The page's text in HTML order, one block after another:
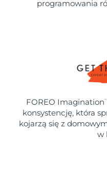
programowania
FOREO Imagination ™
konsystencję, która
kojarzą się z
w